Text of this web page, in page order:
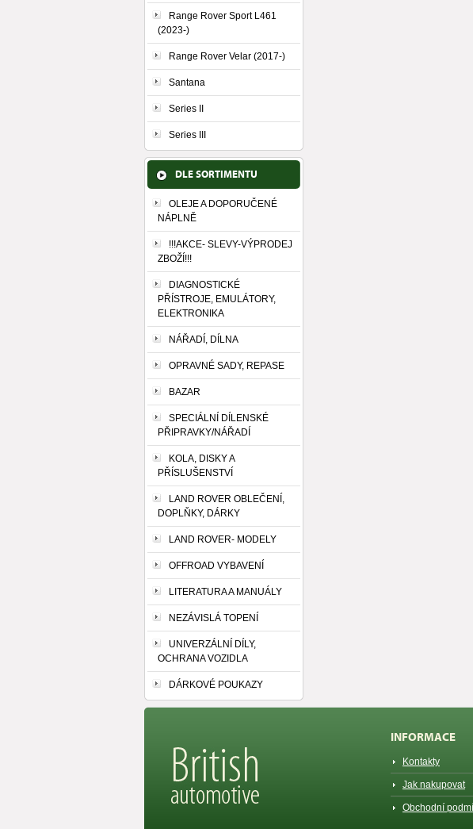
Range Rover Sport L461
(2023-)
Range Rover Velar (2017-)
Santana
Series II
Series III
DLE SORTIMENTU
OLEJE A DOPORUČENÉ
NÁPLNĚ
!!!AKCE- SLEVY-VÝPRODEJ
ZBOŽÍ!!!
DIAGNOSTICKÉ
PŘÍSTROJE, EMULÁTORY,
ELEKTRONIKA
NÁŘADÍ, DÍLNA
OPRAVNÉ SADY, REPASE
BAZAR
SPECIÁLNÍ DÍLENSKÉ
PŘIPRAVKY/NÁŘADÍ
KOLA, DISKY A
PŘÍSLUŠENSTVÍ
LAND ROVER OBLEČENÍ,
DOPLŇKY, DÁRKY
LAND ROVER- MODELY
OFFROAD VYBAVENÍ
LITERATURA A MANUÁLY
NEZÁVISLÁ TOPENÍ
UNIVERZÁLNÍ DÍLY,
OCHRANA VOZIDLA
DÁRKOVÉ POUKAZY
INFORMACE
Kontakty
Jak nakupovat
Obchodní